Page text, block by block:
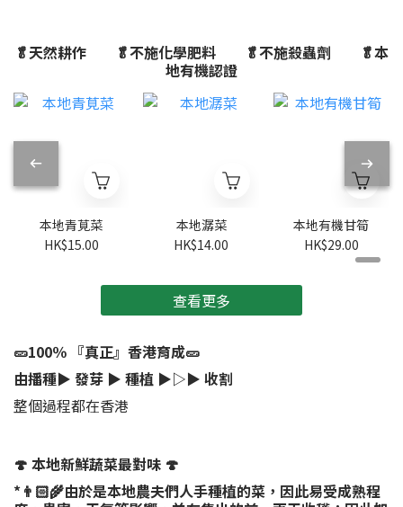
🥬天然耕作 🥬不施化學肥料 🥬不施殺蟲劑 🥬本
地有機認證
本地青莧菜
HK$15.00
本地潺菜
HK$14.00
本地有機甘筍
HK$29.00
查看更多
🥒100％ 『真正』香港育成🥒
由播種▶︎ 發芽 ▶︎ 種植 ▶︎▷▶︎ 收割
整個過程都在香港
🍄 本地新鮮蔬菜最對味 🍄
*👨🏻‍🌾由於是本地農夫們人手種植的菜，因此易受成熟程